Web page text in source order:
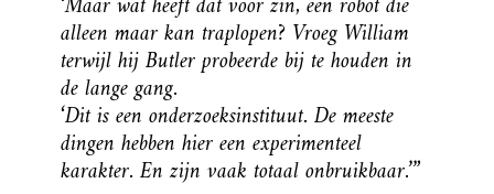
alleen maar kan traplopen? Vroeg William
terwijl hij Butler probeerde bij te houden in
de lange gang.
‘Dit is een onderzoeksinstituut. De meeste
dingen hebben hier een experimenteel
karakter. En zijn vaak totaal onbruikbaar.’”